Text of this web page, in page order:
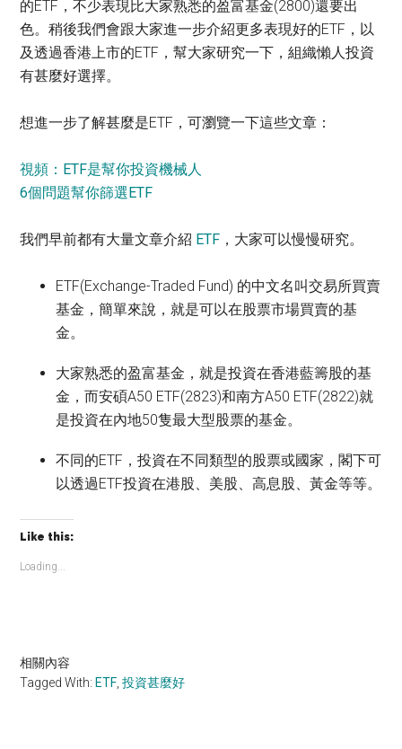
的ETF，不少表現比大家熟悉的盈富基金(2800)還要出
色。稍後我們會跟大家進一步介紹更多表現好的ETF，以
及透過香港上市的ETF，幫大家研究一下，組織懶人投資
有甚麼好選擇。
想進一步了解甚麼是ETF，可瀏覽一下這些文章：
視頻：ETF是幫你投資機械人
6個問題幫你篩選ETF
我們早前都有大量文章介紹 ETF ，大家可以慢慢研究。
ETF(Exchange-Traded Fund) 的中文名叫交易所買賣
基金，簡單來說，就是可以在股票市場買賣的基
金。
大家熟悉的盈富基金，就是投資在香港藍籌股的基
金，而安碩A50 ETF(2823)和南方A50 ETF(2822)就
是投資在內地50隻最大型股票的基金。
不同的ETF，投資在不同類型的股票或國家，閣下可
以透過ETF投資在港股、美股、高息股、黃金等等。
Like this:
Loading...
相關內容
Tagged With: ETF ,投資甚麼好